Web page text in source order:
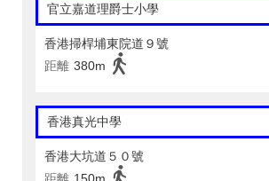
官立嘉道理爵士小學
香港掃桿埔東院道９號
距離 380m
香港真光中學
香港大坑道５０號
距離 150m